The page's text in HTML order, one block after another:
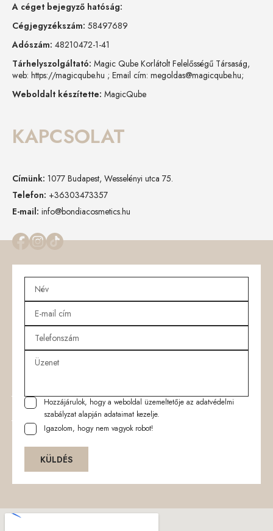
A céget bejegyző hatóság:
Cégjegyzékszám: 58497689
Adószám: 48210472-1-41
Tárhelyszolgáltató: Magic Qube Korlátolt Felelősségű Társaság,
web: https://magicqube.hu ; Email cím: megoldas@magicqube.hu;
Weboldalt készítette: MagicQube
KAPCSOLAT
Címünk: 1077 Budapest, Wesselényi utca 75.
Telefon: +36303473357
E-mail: info@bondiacosmetics.hu
Hozzájárulok, hogy a weboldal üzemeltetője az adatvédelmi
szabályzat alapján adataimat kezelje.
Igazolom, hogy nem vagyok robot!
KÜLDÉS